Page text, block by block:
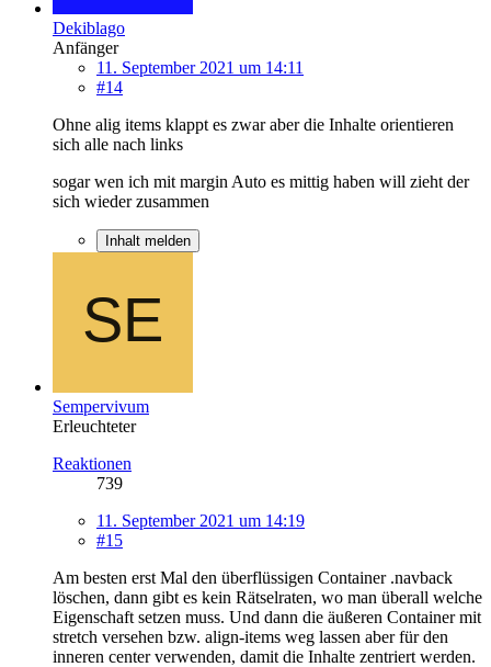
Dekiblago
Anfänger
11. September 2021 um 14:11
#14
Ohne alig items klappt es zwar aber die Inhalte orientieren
sich alle nach links
sogar wen ich mit margin Auto es mittig haben will zieht der
sich wieder zusammen
Inhalt melden
Sempervivum
Erleuchteter
Reaktionen
739
11. September 2021 um 14:19
#15
Am besten erst Mal den überflüssigen Container .navback
löschen, dann gibt es kein Rätselraten, wo man überall welche
Eigenschaft setzen muss. Und dann die äußeren Container mit
stretch versehen bzw. align-items weg lassen aber für den
inneren center verwenden, damit die Inhalte zentriert werden.